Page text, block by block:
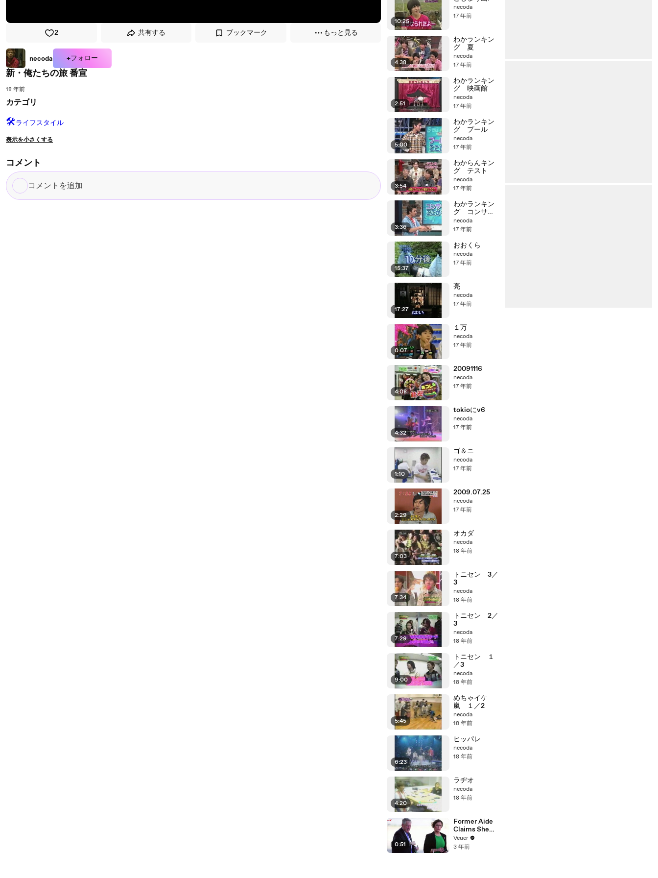
2 共有する ブックマーク もっと見る
necoda +フォロー
新・俺たちの旅 番宣
18 年前
カテゴリ
🛠️ライフスタイル
表示を小さくする
コメント
コ
メ
10:25
necoda
17 年前
4:38
わかランキン
グ 夏
necoda
17 年前
2:51
わかランキン
グ 映画館
necoda
17 年前
5:00
わかランキン
グ プール
necoda
17 年前
3:54
わからんキン
グ テスト
necoda
17 年前
3:36
わかランキン
グ コンサー
ト
necoda
17 年前
15:37
おおくら
necoda
17 年前
17:27
亮
necoda
17 年前
0:07
１万
necoda
17 年前
4:08
20091116
necoda
17 年前
4:32
tokioにv6
necoda
17 年前
1:10
ゴ＆ニ
necoda
17 年前
2:29
2009.07.25
necoda
17 年前
7:03
オカダ
necoda
18 年前
7:34
トニセン 3／
3
necoda
18 年前
7:29
トニセン 2／
3
necoda
18 年前
9:00
トニセン １
／3
necoda
18 年前
5:45
めちゃイケ
嵐 １／2
necoda
18 年前
6:23
ヒッパレ
necoda
18 年前
4:20
ラヂオ
necoda
18 年前
0:51
Former Aide
Claims She
Was Asked to
Make a ‘Hit
Veuer
3 年前